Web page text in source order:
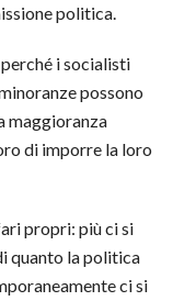
politica.
i socialisti
possono
maggioranza
di imporre la loro
propri: più ci si
quanto la politica
ci si